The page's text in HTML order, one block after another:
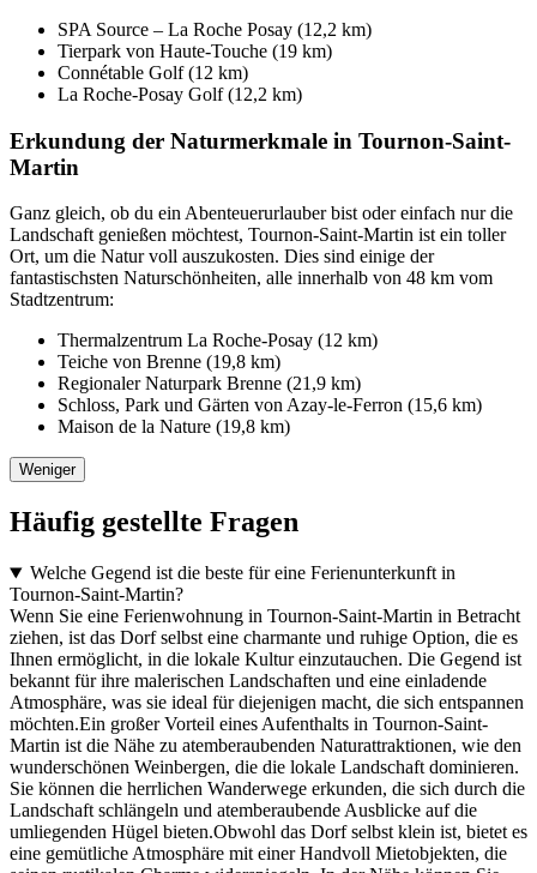
SPA Source – La Roche Posay (12,2 km)
Tierpark von Haute-Touche (19 km)
Connétable Golf (12 km)
La Roche-Posay Golf (12,2 km)
Erkundung der Naturmerkmale in Tournon-Saint-
Martin
Ganz gleich, ob du ein Abenteuerurlauber bist oder einfach nur die
Landschaft genießen möchtest, Tournon-Saint-Martin ist ein toller
Ort, um die Natur voll auszukosten. Dies sind einige der
fantastischsten Naturschönheiten, alle innerhalb von 48 km vom
Stadtzentrum:
Thermalzentrum La Roche-Posay (12 km)
Teiche von Brenne (19,8 km)
Regionaler Naturpark Brenne (21,9 km)
Schloss, Park und Gärten von Azay-le-Ferron (15,6 km)
Maison de la Nature (19,8 km)
Weniger
Häufig gestellte Fragen
Welche Gegend ist die beste für eine Ferienunterkunft in
Tournon-Saint-Martin?
Wenn Sie eine Ferienwohnung in Tournon-Saint-Martin in Betracht
ziehen, ist das Dorf selbst eine charmante und ruhige Option, die es
Ihnen ermöglicht, in die lokale Kultur einzutauchen. Die Gegend ist
bekannt für ihre malerischen Landschaften und eine einladende
Atmosphäre, was sie ideal für diejenigen macht, die sich entspannen
möchten.Ein großer Vorteil eines Aufenthalts in Tournon-Saint-
Martin ist die Nähe zu atemberaubenden Naturattraktionen, wie den
wunderschönen Weinbergen, die die lokale Landschaft dominieren.
Sie können die herrlichen Wanderwege erkunden, die sich durch die
Landschaft schlängeln und atemberaubende Ausblicke auf die
umliegenden Hügel bieten.Obwohl das Dorf selbst klein ist, bietet es
eine gemütliche Atmosphäre mit einer Handvoll Mietobjekten, die